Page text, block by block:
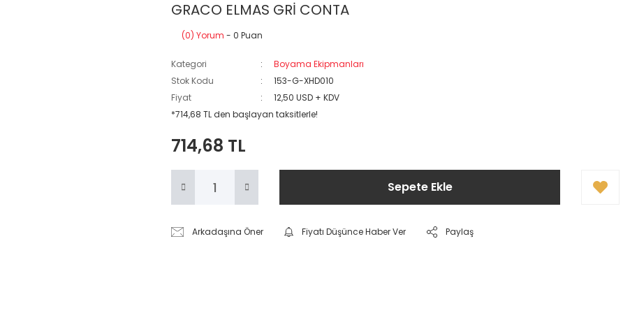
GRACO ELMAS GRİ CONTA
(0) Yorum - 0 Puan
Kategori
Boyama Ekipmanları
Stok Kodu
153-G-XHD010
Fiyat
12,50 USD + KDV
*714,68 TL den başlayan taksitlerle!
714,68 TL
Sepete Ekle
Arkadaşına Öner Fiyatı Düşünce Haber Ver Paylaş